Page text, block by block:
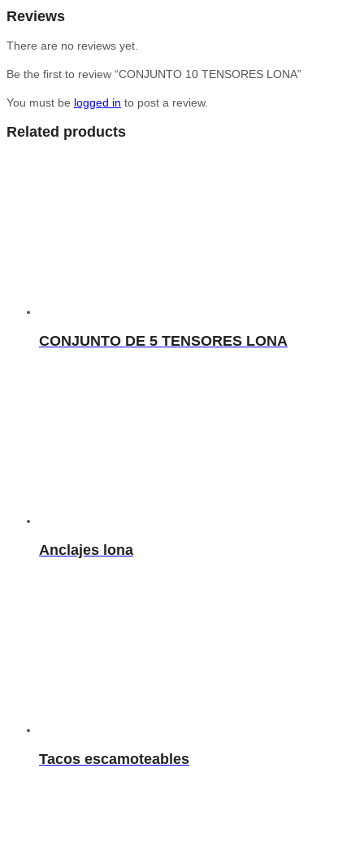
Reviews
There are no reviews yet.
Be the first to review “CONJUNTO 10 TENSORES LONA”
You must be logged in to post a review.
Related products
CONJUNTO DE 5 TENSORES LONA
Anclajes lona
Tacos escamoteables